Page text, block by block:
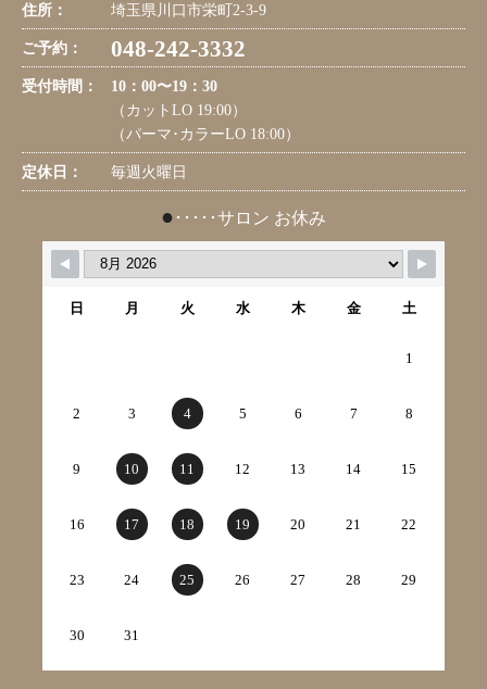
住所： 埼玉県川口市栄町2-3-9
ご予約： 048-242-3332
受付時間：
10：00〜19：30
（カットLO 19:00）
（パーマ･カラーLO 18:00）
定休日： 毎週火曜日
● ･････サロン お休み
日 月 火 水 木 金 土
1
2 3 4 5 6 7 8
9 10 11 12 13 14 15
16 17 18 19 20 21 22
23 24 25 26 27 28 29
30 31